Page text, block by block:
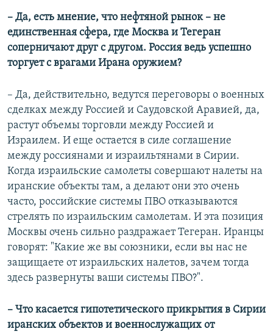
– Да, есть мнение, что нефтяной рынок – не
единственная сфера, где Москва и Тегеран
соперничают друг с другом. Россия ведь успешно
торгует с врагами Ирана оружием?
– Да, действительно, ведутся переговоры о военных
сделках между Россией и Саудовской Аравией, да,
растут объемы торговли между Россией и
Израилем. И еще остается в силе соглашение
между россиянами и израильтянами в Сирии.
Когда израильские самолеты совершают налеты на
иранские объекты там, а делают они это очень
часто, российские системы ПВО отказываются
стрелять по израильским самолетам. И эта позиция
Москвы очень сильно раздражает Тегеран. Иранцы
говорят: "Какие же вы союзники, если вы нас не
защищаете от израильских налетов, зачем тогда
здесь развернуты ваши системы ПВО?".
​– Что касается гипотетического прикрытия в Сирии
иранских объектов и военнослужащих от